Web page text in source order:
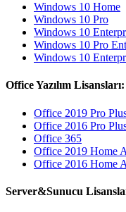
Windows 10 Home
Windows 10 Pro
Windows 10
Windows 10 Pro
Windows 10
Office Yazılım Lisansları:
Office 2019 Pro
Office 2016 Pro
Office 365
Office 2019 Home
Office 2016 Home
Server&Sunucu